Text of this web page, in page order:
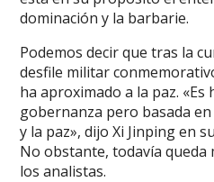
dominación y la barbarie.
Podemos decir que tras la
desfile militar
ha aproximado a la paz. «Es
gobernanza pero basada
y la paz», dijo Xi Jinping en
No obstante, todavía
los analistas.